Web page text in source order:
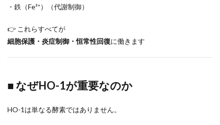
・鉄（Fe²⁺）（代謝制御）
👉 これらすべてが
細胞保護・炎症制御・恒常性回復に働きます
■ なぜHO-1が重要なのか
HO-1は単なる酵素ではありません。